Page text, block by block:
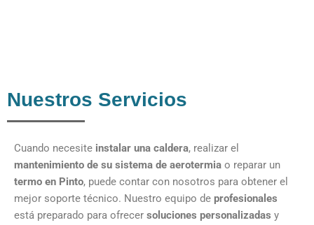
Nuestros Servicios
Cuando necesite instalar una caldera, realizar el
mantenimiento de su sistema de aerotermia o reparar un
termo en Pinto, puede contar con nosotros para obtener el
mejor soporte técnico. Nuestro equipo de profesionales
está preparado para ofrecer soluciones personalizadas y